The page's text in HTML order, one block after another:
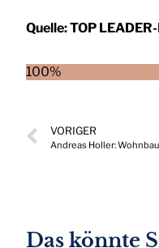
Quelle:TOP
100%
VORIGER
Das könnte